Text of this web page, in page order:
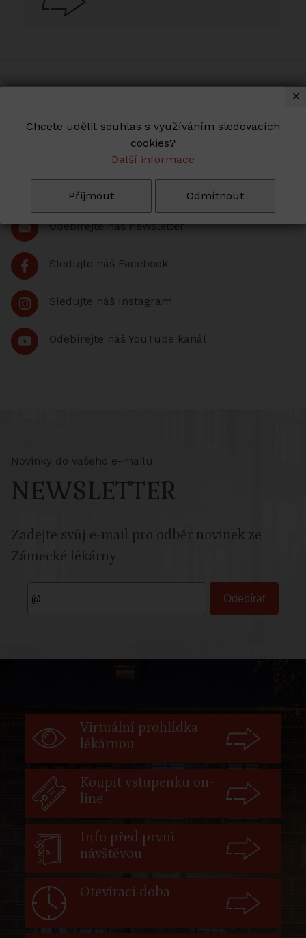
NENECHTE SI UJÍT
ŽÁDNOU AKCI
Odebírejte náš newsletter
Sledujte náš Facebook
Sledujte náš Instagram
Odebírejte náš YouTube kanál
Novinky do vašeho e-mailu
NEWSLETTER
Zadejte svůj e-mail pro odběr novinek ze
Zámecké lékárny
Virtuální prohlídka
lékárnou
Koupit vstupenku on-
line
Info před první
návštěvou
Otevírací doba
Chcete udělit souhlas s využíváním sledovacích
cookies?
Další informace
Přijmout Odmítnout
✕